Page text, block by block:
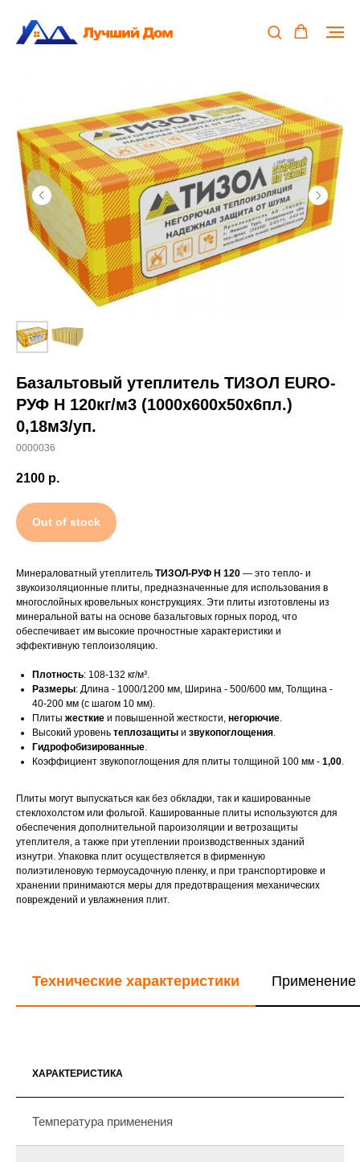
Базальтовый утеплитель ТИЗОЛ EURO-
РУФ Н 120кг/м3 (1000х600х50х6пл.)
0,18м3/уп.
0000036
2100 р.
Out of stock
Минераловатный утеплитель ТИЗОЛ-РУФ Н 120 — это тепло- и
звукоизоляционные плиты, предназначенные для использования в
многослойных кровельных конструкциях. Эти плиты изготовлены из
минеральной ваты на основе базальтовых горных пород, что
обеспечивает им высокие прочностные характеристики и
эффективную теплоизоляцию.
Плотность: 108-132 кг/м³.
Размеры: Длина - 1000/1200 мм, Ширина - 500/600 мм, Толщина -
40-200 мм (с шагом 10 мм).
Плиты жесткие и повышенной жесткости, негорючие.
Высокий уровень теплозащиты и звукопоглощения.
Гидрофобизированные.
Коэффициент звукопоглощения для плиты толщиной 100 мм - 1,00.
Плиты могут выпускаться как без обкладки, так и кашированные
стеклохолстом или фольгой. Кашированные плиты используются для
обеспечения дополнительной пароизоляции и ветрозащиты
утеплителя, а также при утеплении производственных зданий
изнутри. Упаковка плит осуществляется в фирменную
полиэтиленовую термоусадочную пленку, и при транспортировке и
хранении принимаются меры для предотвращения механических
повреждений и увлажнения плит​.
Технические характеристики Применение
ХАРАКТЕРИСТИКА
Температура применения